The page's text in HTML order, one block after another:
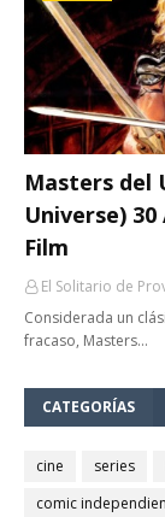
Masters del
Universe)
Film
El Solitario de
Considerada un
fracaso, Masters…
CATEGORÍAS
cine series
comic